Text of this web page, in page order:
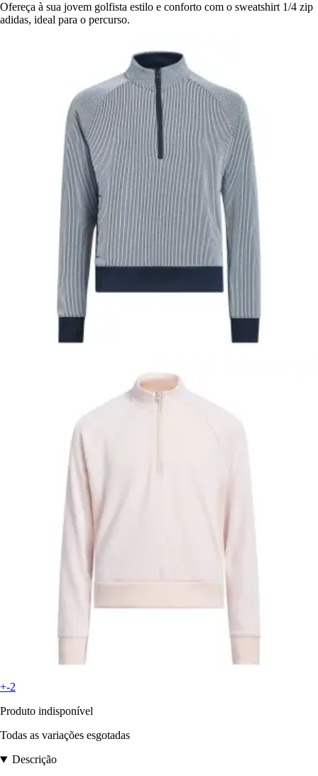
Ofereça à sua jovem golfista estilo e conforto com o sweatshirt 1/4 zip
adidas, ideal para o percurso.
+-2
Produto indisponível
Todas as variações esgotadas
Descrição